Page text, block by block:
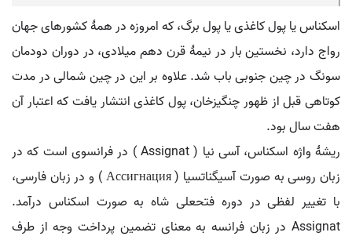
اسکناس یا پول کاغذی یا پول برگ، که امروزه در همهٔ کشورهای جهان
رواج دارد، نخستین بار در نیمهٔ قرن دهم میلادی، در دوران دودمان
سونگ در چین جنوبی باب شد. علاوه بر این در چین شمالی در مدت
کوتاهی قبل از ظهور چنگیزخان، پول کاغذی انتشار یافت که اعتبار آن
هفت سال بود.
ریشهٔ واژه اسکناس، آسی نیا ( Assignat ) در فرانسوی است که در
زبان روسی به صورت آسیگناتسیا ( Ассигнация ) و در زبان فارسی،
با تغییر لفظی در دوره فتحعلی شاه به صورت اسکناس درآمد.
Assignat در زبان فرانسه به معنای تضمین پرداخت وجه از طرف